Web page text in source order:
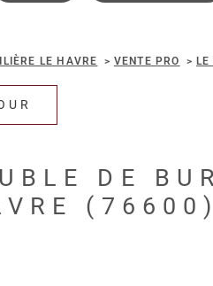
LE HAVRE VENTE PRO
DE
(76600)